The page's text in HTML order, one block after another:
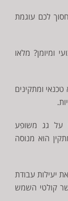
לכם עוגמת
ומיומן? מלאו
ומתקינים
על גג משופע
הוא מנוסה
יעילות עבודת
קולטי השמש